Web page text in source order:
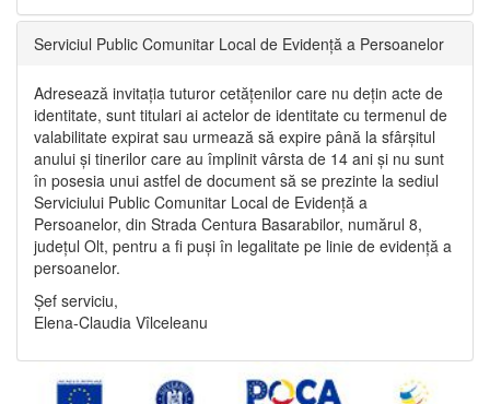
Serviciul Public Comunitar Local de Evidență a Persoanelor
Adresează invitația tuturor cetățenilor care nu dețin acte de
identitate, sunt titulari ai actelor de identitate cu termenul de
valabilitate expirat sau urmează să expire până la sfârșitul
anului și tinerilor care au împlinit vârsta de 14 ani și nu sunt
în posesia unui astfel de document să se prezinte la sediul
Serviciului Public Comunitar Local de Evidență a
Persoanelor, din Strada Centura Basarabilor, numărul 8,
județul Olt, pentru a fi puși în legalitate pe linie de evidență a
persoanelor.
Șef serviciu,
Elena-Claudia Vîlceleanu